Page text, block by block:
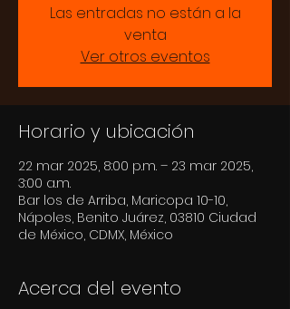
Las entradas no están a la
venta
Ver otros eventos
Horario y ubicación
22 mar 2025, 8:00 p.m. – 23 mar 2025,
3:00 a.m.
Bar los de Arriba, Maricopa 10-10,
Nápoles, Benito Juárez, 03810 Ciudad
de México, CDMX, México
Acerca del evento